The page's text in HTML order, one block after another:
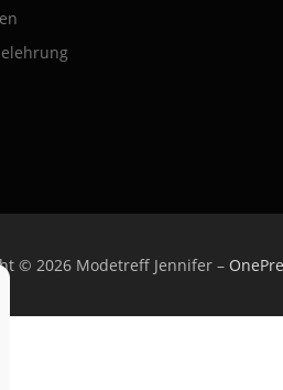
© 2026 Modetreff Jennifer –